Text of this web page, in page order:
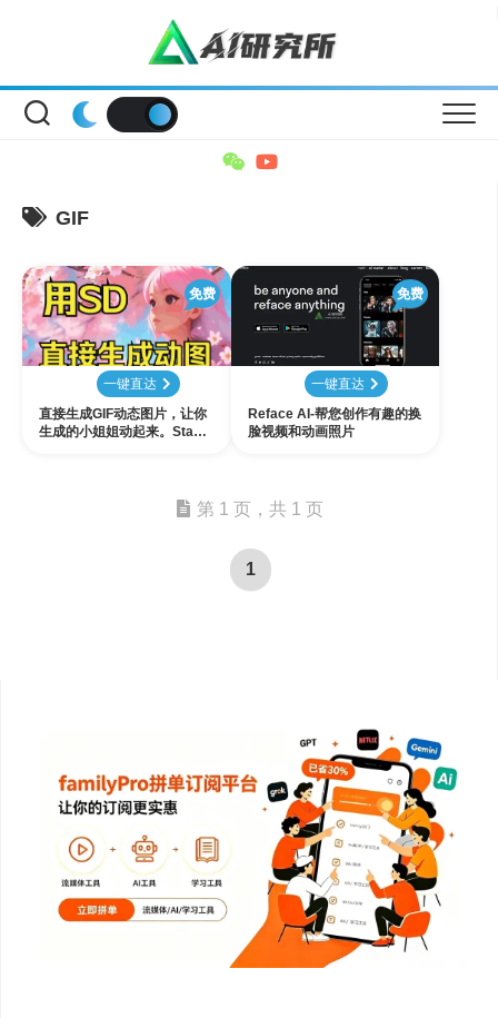
GIF
免费
一键直达
直接生成GIF动态图片，让你
生成的小姐姐动起来。Stable
免费
一键直达
Reface AI-帮您创作有趣的换
脸视频和动画照片
第 1 页，共 1 页
1